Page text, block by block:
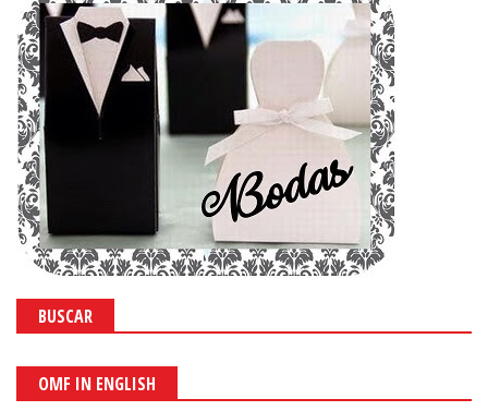
BUSCAR
OMF IN ENGLISH